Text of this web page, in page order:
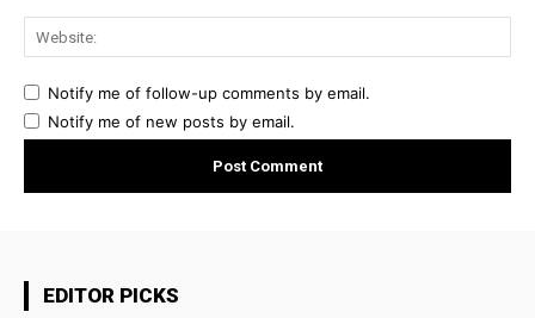
Notify me of follow-up comments by email.
Notify me of new posts by email.
EDITOR PICKS